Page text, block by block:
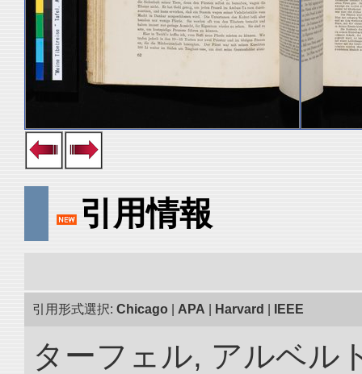
引用情報
引用形式選択: Chicago APA Harvard IEEE
ターフェル, アルベル